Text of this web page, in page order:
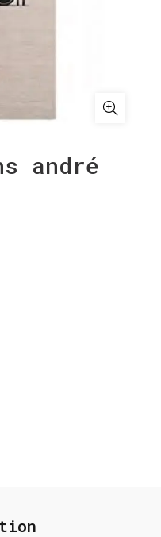
andré